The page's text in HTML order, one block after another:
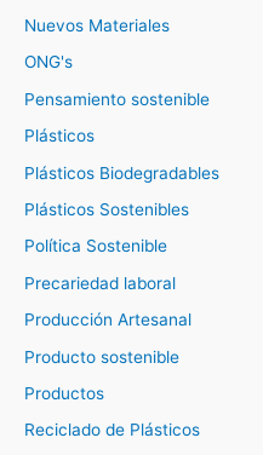
Nuevos Materiales
ONG's
Pensamiento sostenible
Plásticos
Plásticos Biodegradables
Plásticos Sostenibles
Política Sostenible
Precariedad laboral
Producción Artesanal
Producto sostenible
Productos
Reciclado de Plásticos